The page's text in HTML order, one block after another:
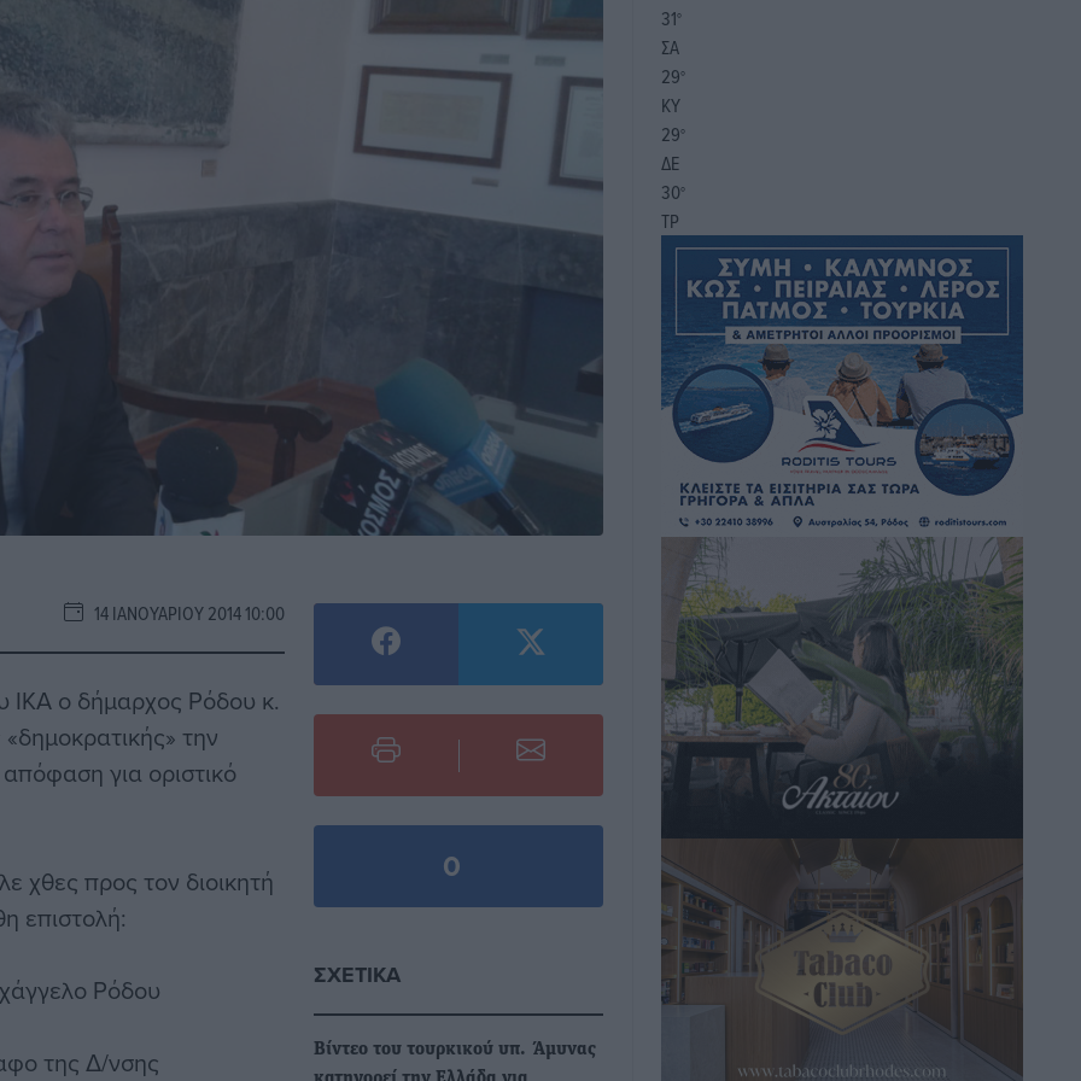
14 ΙΑΝΟΥΑΡΊΟΥ 2014 10:00
ΙΚΑ ο δήμαρχος Ρόδου κ.
την
για οριστικό
χθες προς τον διοικητή
επιστολή:
Ρόδου
της Δ/νσης
0
ΣΧΕΤΙΚΆ
Βίντεο του τουρκικού υπ. Άμυνας
31°
ΣΑ
29°
ΚΥ
29°
ΔΕ
30°
ΤΡ